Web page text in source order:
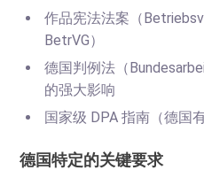
作品宪法法案（
BetrVG）
德国判例法（
的强大影响
国家级 DPA 指南（德国
德国特定的关键要求